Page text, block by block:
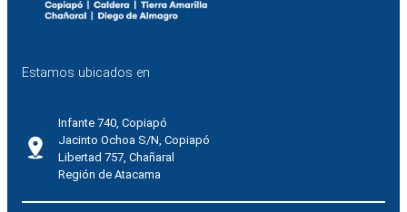
Estamos ubicados en
Infante 740, Copiapó
Jacinto Ochoa S/N, Copiapó
Libertad 757, Chañaral
Región de Atacama